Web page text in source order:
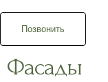
Позвонить
Фасады